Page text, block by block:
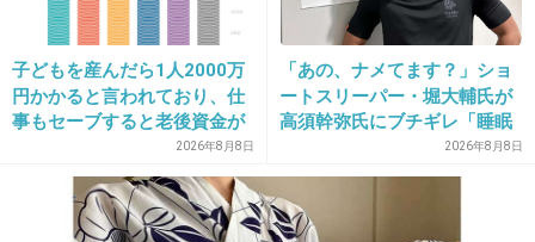
途中で外すのかなと思ってたけど
最後までかけたままで、え？てなった 笑
-49
2016/04/27(水) 18:23:19
子どもを産んだら1人2000万
円かかると言われており、仕
事もセーブすると老後資金が
貯められない…一方、子育て
していない人は潤沢な資金で
悠々老後だと歪んでいるので
は？→様々な意見
2026年8月8日
「あの、ナメてます？」ショ
ートスリーパー・堀大輔氏が
高須幹弥氏にブチギレ「睡眠
不足の人＝キレやすい」SNS
で物議
2026年8月8日